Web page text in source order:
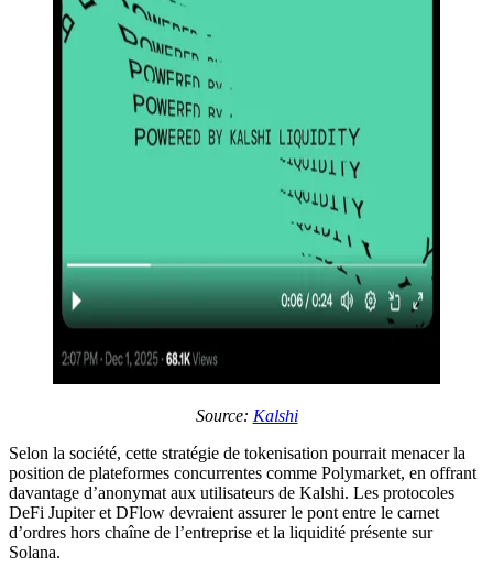
Source: Kalshi
Selon la société, cette stratégie de tokenisation pourrait menacer la
position de plateformes concurrentes comme Polymarket, en offrant
davantage d’anonymat aux utilisateurs de Kalshi. Les protocoles
DeFi Jupiter et DFlow devraient assurer le pont entre le carnet
d’ordres hors chaîne de l’entreprise et la liquidité présente sur
Solana.